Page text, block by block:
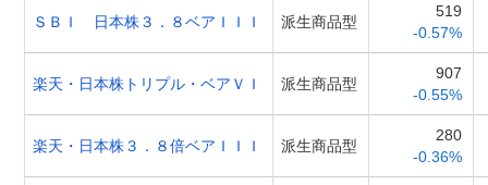
ＳＢＩ 日本株３．８ベアＩＩＩ 派生商品型
519
-0.57%
楽天・日本株トリプル・ベアＶＩ 派生商品型
907
-0.55%
楽天・日本株３．８倍ベアＩＩＩ 派生商品型
280
-0.36%